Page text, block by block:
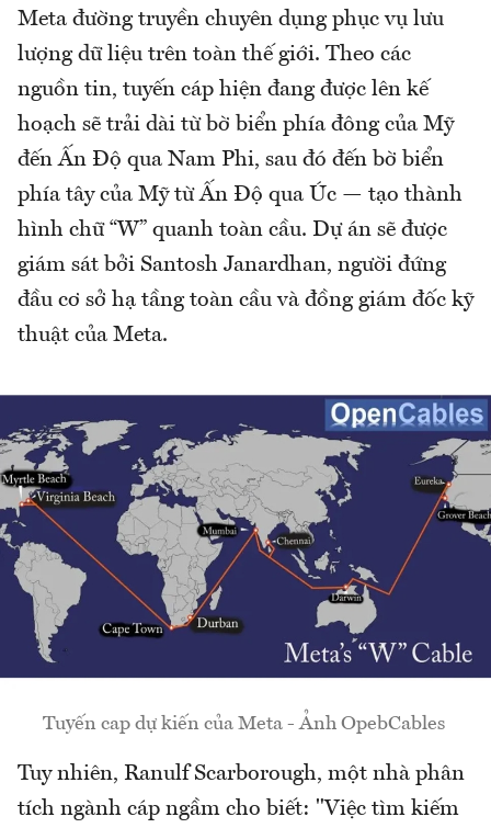
Meta đường truyền chuyên dụng phục vụ lưu
lượng dữ liệu trên toàn thế giới. Theo các
nguồn tin, tuyến cáp hiện đang được lên kế
hoạch sẽ trải dài từ bờ biển phía đông của Mỹ
đến Ấn Độ qua Nam Phi, sau đó đến bờ biển
phía tây của Mỹ từ Ấn Độ qua Úc — tạo thành
hình chữ “W” quanh toàn cầu. Dự án sẽ được
giám sát bởi Santosh Janardhan, người đứng
đầu cơ sở hạ tầng toàn cầu và đồng giám đốc kỹ
thuật của Meta.
Tuyến cap dự kiến của Meta - Ảnh OpebCables
Tuy nhiên, Ranulf Scarborough, một nhà phân
tích ngành cáp ngầm cho biết: "Việc tìm kiếm